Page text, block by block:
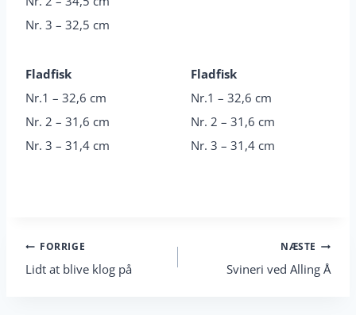
Nr. 3 – 32,5 cm
Fladfisk
Nr.1 – 32,6 cm
Nr. 2 – 31,6 cm
Nr. 3 – 31,4 cm
Fladfisk
Nr.1 – 32,6 cm
Nr. 2 – 31,6 cm
Nr. 3 – 31,4 cm
Indlægsnavigation
FORRIGE
Lidt at blive klog på
NÆSTE
Svineri ved Alling Å